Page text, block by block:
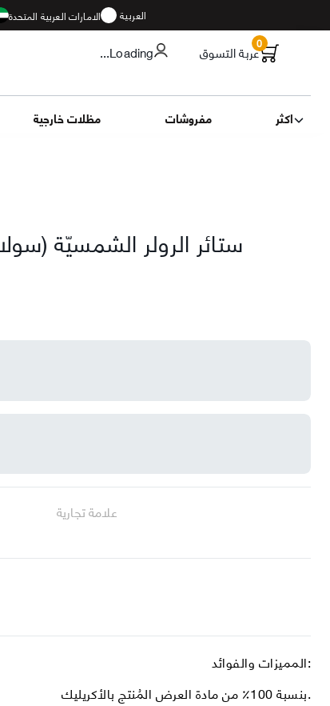
الامارات العربية المتحدة العربية
...Loading عربة التسوق0
مظلات خارجية مفروشات اكثر
ستائر الرولر الشمسيّة
علامة تجارية
المميزات والفوائد:
بنسبة 100٪ من مادة العرض المُنتج بالأكريليك.